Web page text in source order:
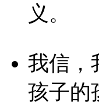
义。
我信，
孩子的